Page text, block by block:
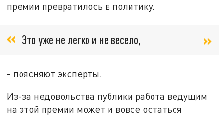
премии превратилось в политику.
Это уже не легко и не весело,
- поясняют эксперты.
Из-за недовольства публики работа ведущим
на этой премии может и вовсе остаться